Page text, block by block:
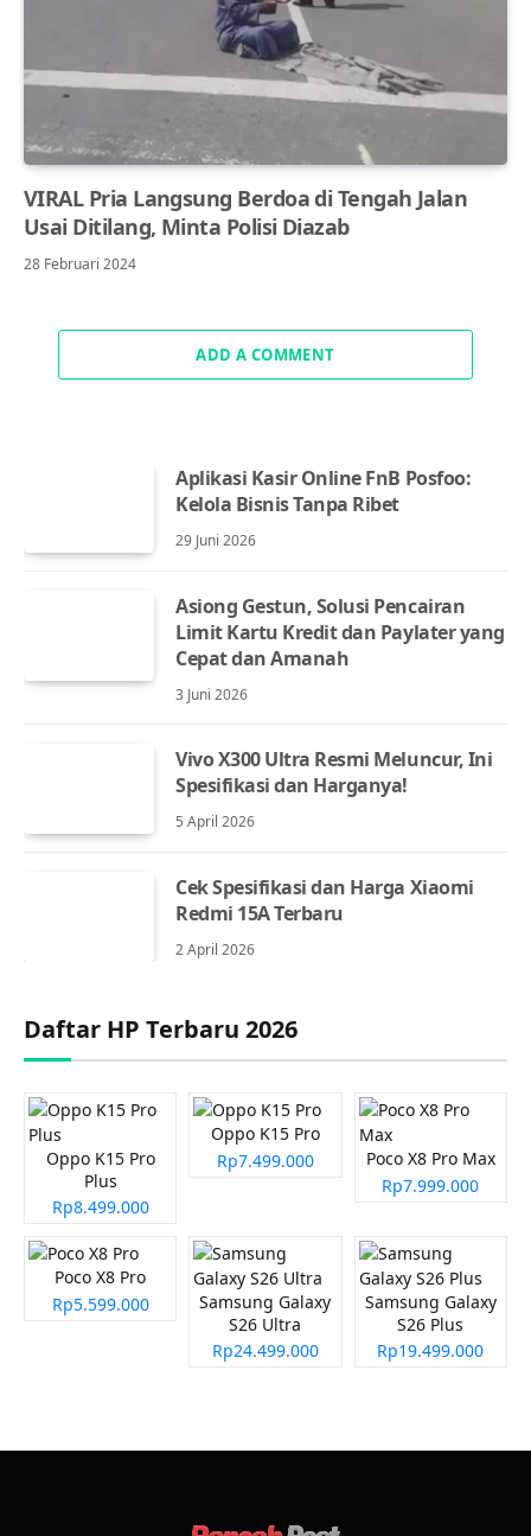
VIRAL Pria Langsung Berdoa di Tengah Jalan
Usai Ditilang, Minta Polisi Diazab
28 Februari 2024
ADD A COMMENT
Aplikasi Kasir Online FnB Posfoo:
Kelola Bisnis Tanpa Ribet
29 Juni 2026
Asiong Gestun, Solusi Pencairan
Limit Kartu Kredit dan Paylater yang
Cepat dan Amanah
3 Juni 2026
Vivo X300 Ultra Resmi Meluncur, Ini
Spesifikasi dan Harganya!
5 April 2026
Cek Spesifikasi dan Harga Xiaomi
Redmi 15A Terbaru
2 April 2026
Daftar HP Terbaru 2026
Oppo K15 Pro
Plus
Rp8.499.000
Oppo K15 Pro
Rp7.499.000
Poco X8 Pro Max
Rp7.999.000
Poco X8 Pro
Rp5.599.000
Samsung Galaxy
S26 Ultra
Rp24.499.000
Samsung Galaxy
S26 Plus
Rp19.499.000